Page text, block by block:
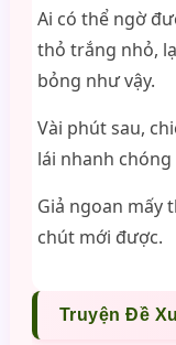
Ai có thể ngờ
thỏ trắng nhỏ,
bỏng như vậy.
Vài phút sau,
lái nhanh
Giả ngoan mấy
chút mới được.
Truyện Đề